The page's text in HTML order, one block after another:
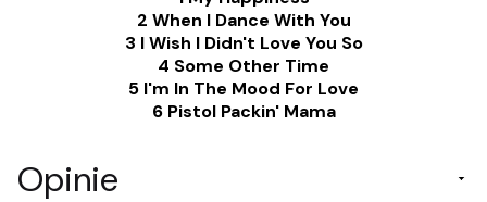
2 When I Dance With You
3 I Wish I Didn't Love You So
4 Some Other Time
5 I'm In The Mood For Love
6 Pistol Packin' Mama
Opinie